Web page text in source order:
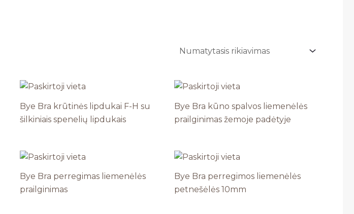
Bye Bra krūtinės lipdukai F-H su
šilkiniais spenelių lipdukais
Bye Bra kūno spalvos liemenėlės
prailginimas žemoje padėtyje
Bye Bra perregimas liemenėlės
prailginimas
Bye Bra perregimos liemenėlės
petnešėlės 10mm